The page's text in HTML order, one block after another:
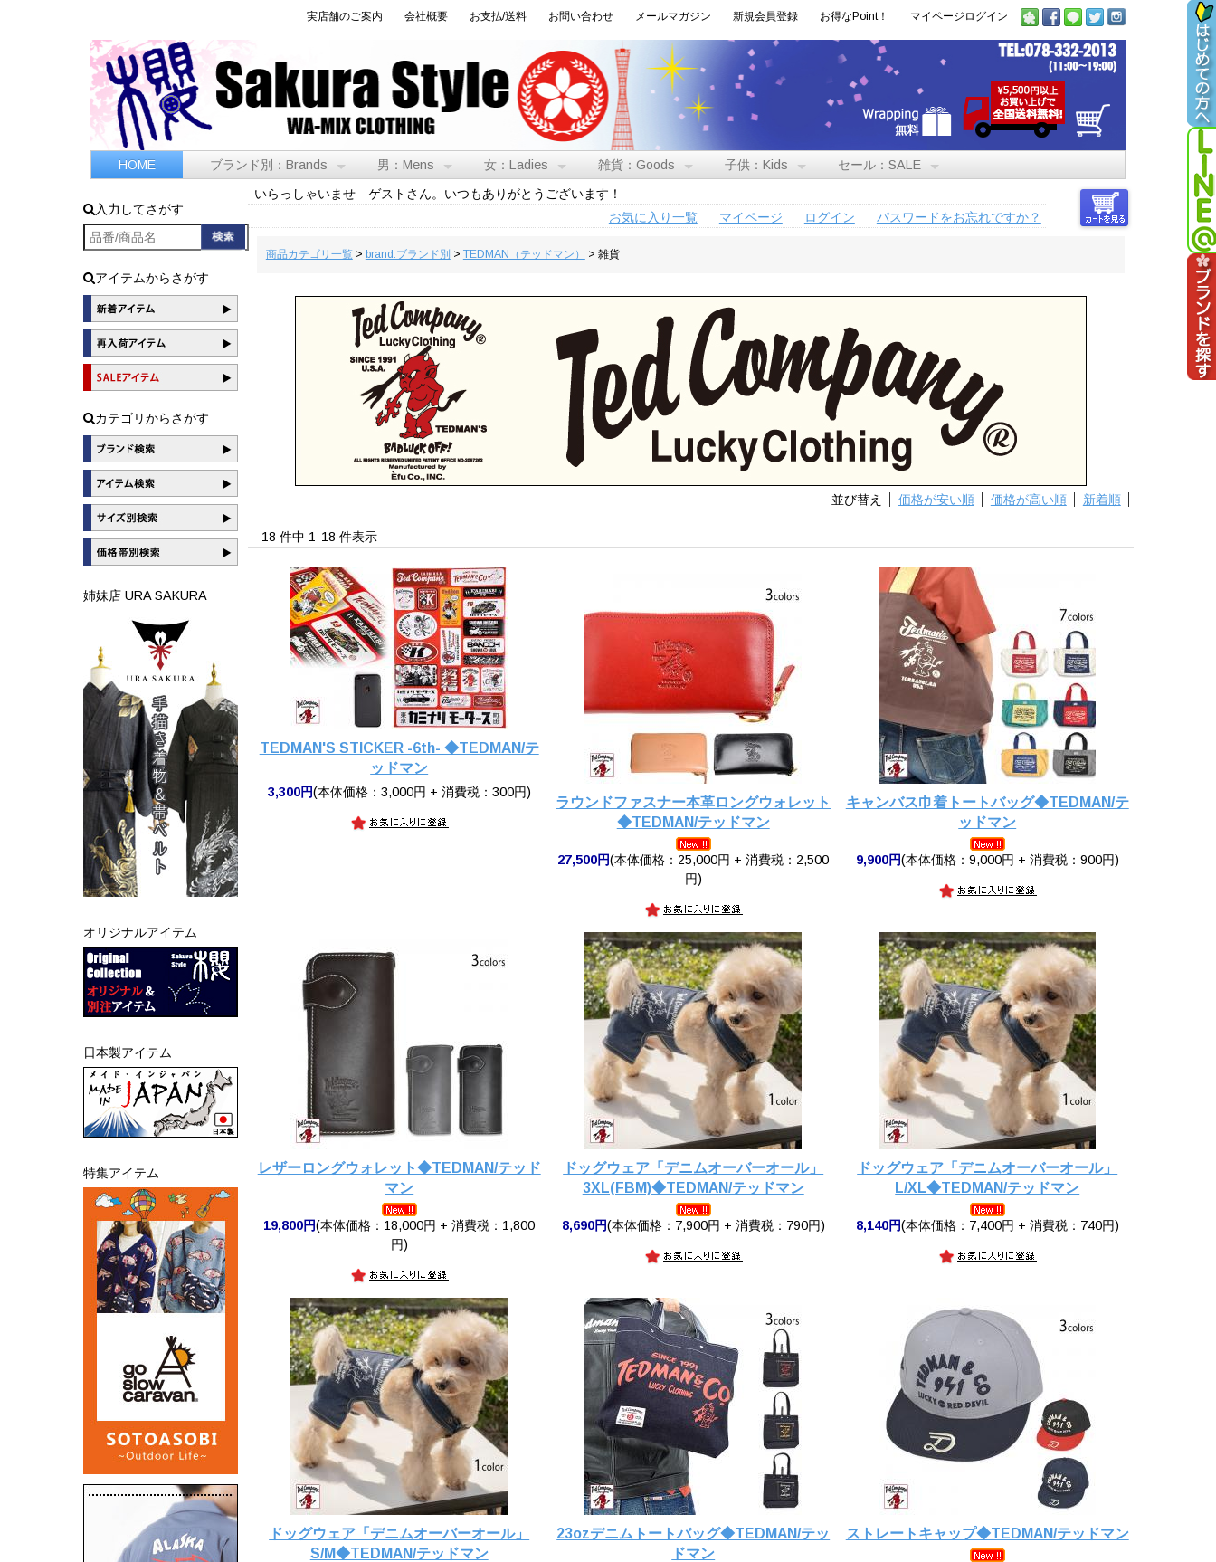
実店舗のご案内 会社概要 お支払/送料 お問い合わせ メールマガジン 新規会員登録 お得なPoint！ マイページログイン
HOME ブランド別：Brands 男：Mens 女：Ladies 雑貨：Goods 子供：Kids セール：SALE
入力してさがす
アイテムからさがす
カテゴリからさがす
姉妹店 URA SAKURA
オリジナルアイテム
日本製アイテム
特集アイテム
いらっしゃいませ ゲストさん。いつもありがとうございます！
お気に入り一覧
マイページ ログイン パスワードをお忘れですか？
商品カテゴリ一覧> brand:ブランド別 > TEDMAN（テッドマン） > 雑貨
並び替え 価格が安い順 価格が高い順 新着順
18 件中 1-18 件表示
TEDMAN'S STICKER -6th- ◆TEDMAN/テ
ッドマン
3,300円(本体価格：3,000円 + 消費税：300円)
ラウンドファスナー本革ロングウォレット
◆TEDMAN/テッドマン
27,500円(本体価格：25,000円 + 消費税：2,500
円)
キャンバス巾着トートバッグ◆TEDMAN/テ
ッドマン
9,900円(本体価格：9,000円 + 消費税：900円)
レザーロングウォレット◆TEDMAN/テッド
マン
19,800円(本体価格：18,000円 + 消費税：1,800
円)
ドッグウェア「デニムオーバーオール」
3XL(FBM)◆TEDMAN/テッドマン
8,690円(本体価格：7,900円 + 消費税：790円)
ドッグウェア「デニムオーバーオール」
L/XL◆TEDMAN/テッドマン
8,140円(本体価格：7,400円 + 消費税：740円)
ドッグウェア「デニムオーバーオール」
S/M◆TEDMAN/テッドマン
23ozデニムトートバッグ◆TEDMAN/テッ
ドマン
ストレートキャップ◆TEDMAN/テッドマン